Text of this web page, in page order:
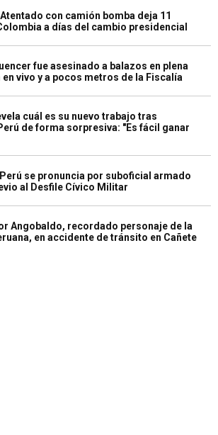
con camión bomba deja 11
a días del cambio presidencial
fue asesinado a balazos en plena
vivo y a pocos metros de la Fiscalía
cuál es su nuevo trabajo tras
de forma sorpresiva: "Es fácil ganar
se pronuncia por suboficial armado
al Desfile Cívico Militar
Angobaldo, recordado personaje de la
en accidente de tránsito en Cañete